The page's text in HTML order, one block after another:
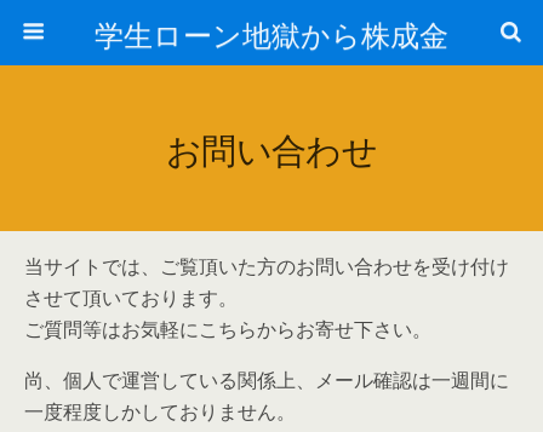
学生ローン地獄から株成金
お問い合わせ
当サイトでは、ご覧頂いた方のお問い合わせを受け付け
させて頂いております。
ご質問等はお気軽にこちらからお寄せ下さい。
尚、個人で運営している関係上、メール確認は一週間に
一度程度しかしておりません。